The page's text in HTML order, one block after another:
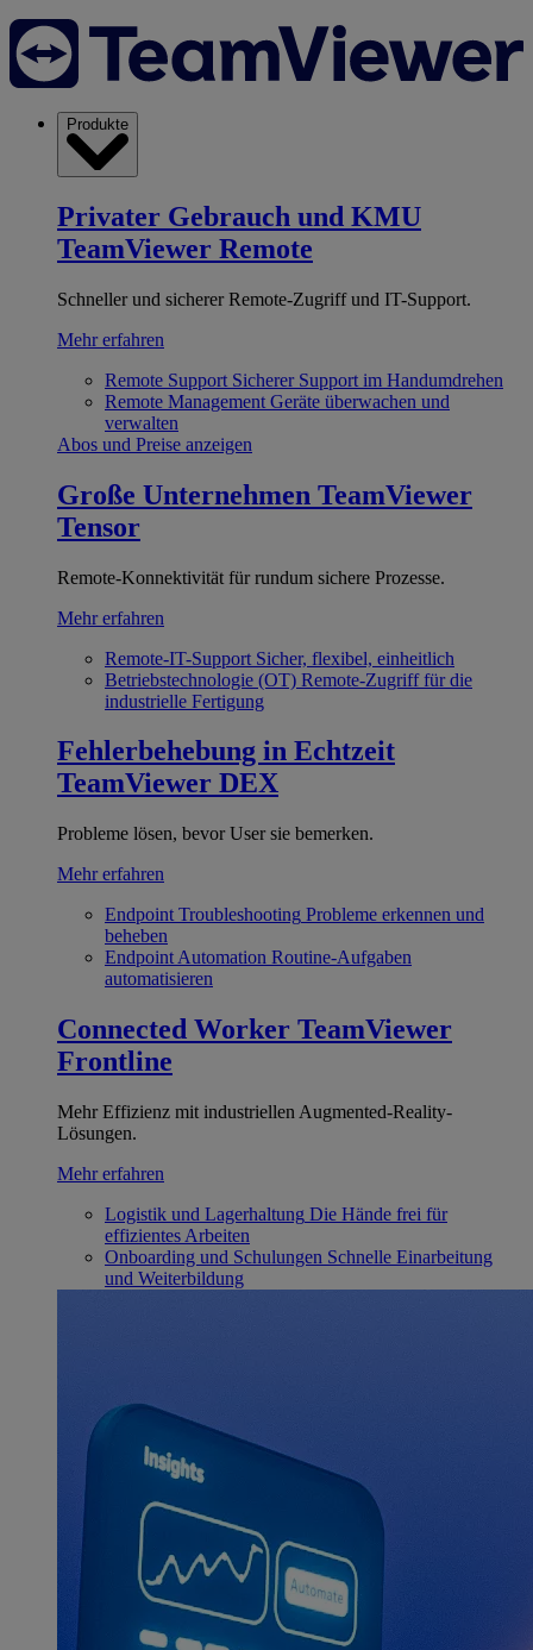
Produkte
Privater Gebrauch und KMU
TeamViewer Remote
Schneller und sicherer Remote-Zugriff und IT-Support.
Mehr erfahren
Remote Support Sicherer Support im Handumdrehen
Remote Management Geräte überwachen und
verwalten
Abos und Preise anzeigen
Große Unternehmen TeamViewer
Tensor
Remote-Konnektivität für rundum sichere Prozesse.
Mehr erfahren
Remote-IT-Support Sicher, flexibel, einheitlich
Betriebstechnologie (OT) Remote-Zugriff für die
industrielle Fertigung
Fehlerbehebung in Echtzeit
TeamViewer DEX
Probleme lösen, bevor User sie bemerken.
Mehr erfahren
Endpoint Troubleshooting Probleme erkennen und
beheben
Endpoint Automation Routine-Aufgaben
automatisieren
Connected Worker TeamViewer
Frontline
Mehr Effizienz mit industriellen Augmented-Reality-
Lösungen.
Mehr erfahren
Logistik und Lagerhaltung Die Hände frei für
effizientes Arbeiten
Onboarding und Schulungen Schnelle Einarbeitung
und Weiterbildung